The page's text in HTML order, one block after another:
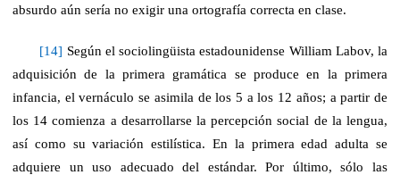
absurdo aún sería no exigir una ortografía correcta en clase.
[14] Según el sociolingüista estadounidense William Labov, la
adquisición de la primera gramática se produce en la primera
infancia, el vernáculo se asimila de los 5 a los 12 años; a partir de
los 14 comienza a desarrollarse la percepción social de la lengua,
así como su variación estilística. En la primera edad adulta se
adquiere un uso adecuado del estándar. Por último, sólo las